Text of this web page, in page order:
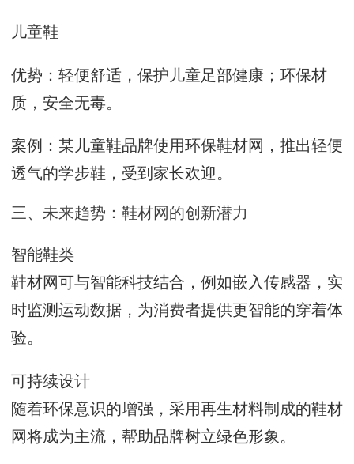
儿童鞋
优势：轻便舒适，保护儿童足部健康；环保材
质，安全无毒。
案例：某儿童鞋品牌使用环保鞋材网，推出轻便
透气的学步鞋，受到家长欢迎。
三、未来趋势：鞋材网的创新潜力
智能鞋类
鞋材网可与智能科技结合，例如嵌入传感器，实
时监测运动数据，为消费者提供更智能的穿着体
验。
可持续设计
随着环保意识的增强，采用再生材料制成的鞋材
网将成为主流，帮助品牌树立绿色形象。